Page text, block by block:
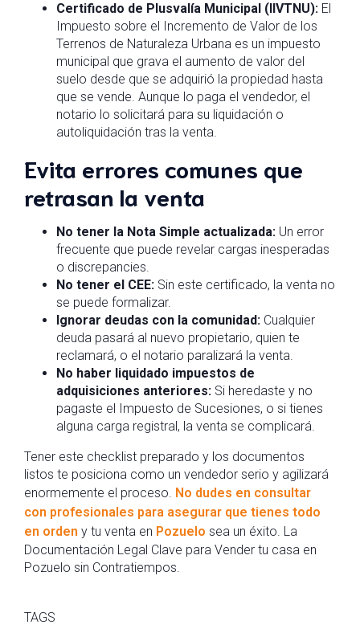
Certificado de Plusvalía Municipal (IIVTNU): El
Impuesto sobre el Incremento de Valor de los
Terrenos de Naturaleza Urbana es un impuesto
municipal que grava el aumento de valor del
suelo desde que se adquirió la propiedad hasta
que se vende. Aunque lo paga el vendedor, el
notario lo solicitará para su liquidación o
autoliquidación tras la venta.
Evita errores comunes que
retrasan la venta
No tener la Nota Simple actualizada: Un error
frecuente que puede revelar cargas inesperadas
o discrepancies.
No tener el CEE: Sin este certificado, la venta no
se puede formalizar.
Ignorar deudas con la comunidad: Cualquier
deuda pasará al nuevo propietario, quien te
reclamará, o el notario paralizará la venta.
No haber liquidado impuestos de
adquisiciones anteriores: Si heredaste y no
pagaste el Impuesto de Sucesiones, o si tienes
alguna carga registral, la venta se complicará.
Tener este checklist preparado y los documentos
listos te posiciona como un vendedor serio y agilizará
enormemente el proceso. No dudes en consultar
con profesionales para asegurar que tienes todo
en orden y tu venta en Pozuelo sea un éxito. La
Documentación Legal Clave para Vender tu casa en
Pozuelo sin Contratiempos.
TAGS